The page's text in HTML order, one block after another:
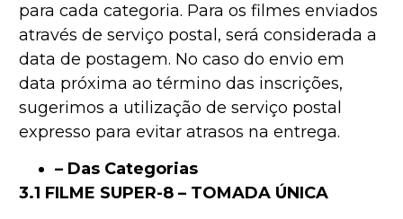
para cada categoria. Para os filmes enviados
através de serviço postal, será considerada a
data de postagem. No caso do envio em
data próxima ao término das inscrições,
sugerimos a utilização de serviço postal
expresso para evitar atrasos na entrega.
– Das Categorias
3.1 FILME SUPER-8 – TOMADA ÚNICA